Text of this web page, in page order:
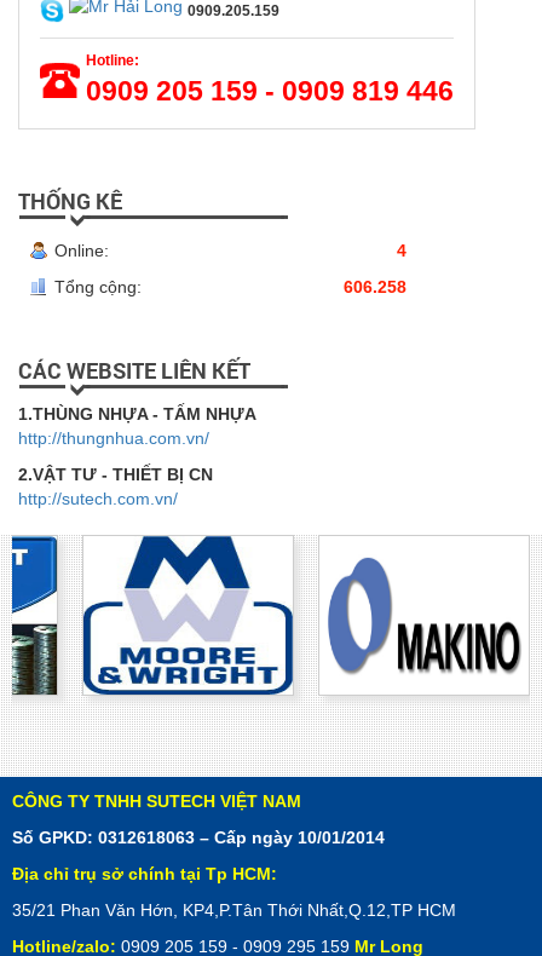
0909.205.159
Hotline:
0909 205 159 - 0909 819 446
THỐNG KÊ
Online:
4
Tổng cộng:
606.258
CÁC WEBSITE LIÊN KẾT
1.THÙNG NHỰA - TẤM NHỰA
http://thungnhua.com.vn/
2.VẬT TƯ - THIẾT BỊ CN
http://sutech.com.vn/
CÔNG TY TNHH SUTECH VIỆT NAM
Số GPKD: 0312618063 – Cấp ngày 10/01/2014
Địa chỉ trụ sở chính tại Tp HCM:
35/21 Phan Văn Hớn, KP4,P.Tân Thới Nhất,Q.12,TP HCM
Hotline/zalo: 0909 205 159 - 0909 295 159 Mr Long